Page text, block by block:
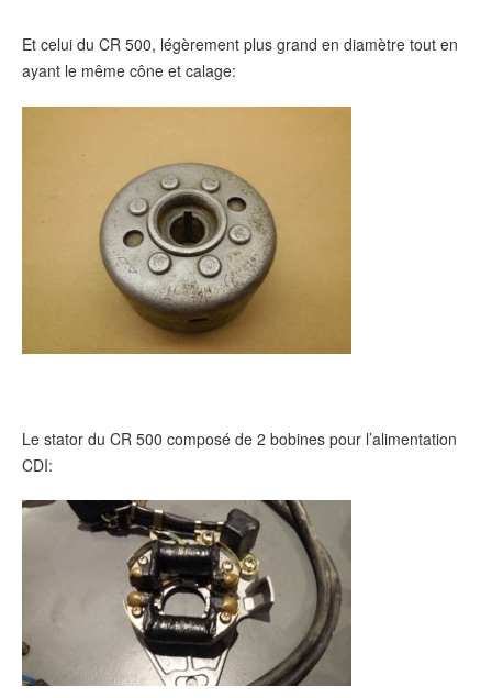
Et celui du CR 500, légèrement plus grand en diamètre tout en
ayant le même cône et calage:
Le stator du CR 500 composé de 2 bobines pour l’alimentation
CDI: